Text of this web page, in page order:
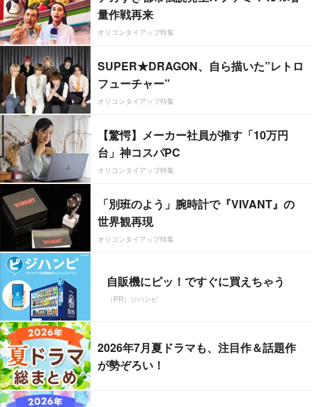
量作戦再来
オリコンタイアップ特集
SUPER★DRAGON、自ら描いた”レトロ
フューチャー”
オリコンタイアップ特集
【驚愕】メーカー社員が推す「10万円
台」神コスパPC
オリコンタイアップ特集
「別班のよう」腕時計で『VIVANT』の
世界観再現
オリコンタイアップ特集
自販機にピッ！ですぐに買えちゃう
（PR）ジハンピ
2026年7月夏ドラマも、注目作＆話題作
が勢ぞろい！